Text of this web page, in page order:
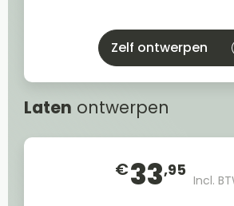
Zelf ontwerpen
Laten ontwerpen
€33,95
Incl.